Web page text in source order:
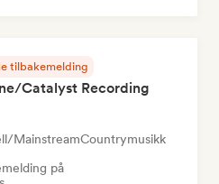
tilbakemelding
Catalyst Recording
MainstreamCountrymusikk
på